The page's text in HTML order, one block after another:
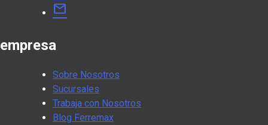
mail
empresa
Sobre Nosotros
Sucursales
Trabaja con Nosotros
Blog Ferremax